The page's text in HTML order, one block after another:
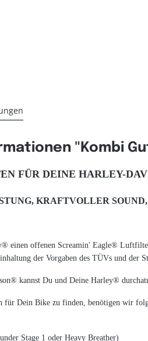
"Kombi
FÜR DEINE HARLEY-
KRAFTVOLLER
einen offenen Screamin' Eagle®
der Vorgaben des TÜVs und der
kannst Du und Deine Harley®
für Dein Bike zu finden, benötigen wir
Stage 1 oder Heavy Breather)